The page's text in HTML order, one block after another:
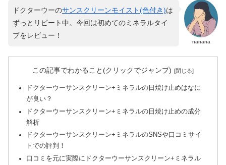
nanana
ドクターウーのサンスクリーンモイスト(色付き)は
ずっとリピート中。今回は初めてのミネラルタイ
プをレビュー！
この記事でわかること(クリックでジャンプ)
ドクターウーサンスクリーン+ミネラルの日焼け止めはなに
が良い？
ドクターウーサンスクリーン+ミネラルの日焼け止めの成分
解析
ドクターウーサンスクリーン+ミネラルのSNSや口コミサイ
トでの評判！
口コミを元に実際にドクターウーサンスクリーン+ミネラル